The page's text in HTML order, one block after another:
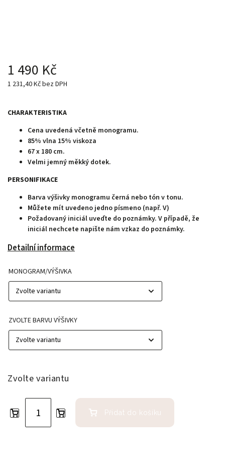
1 490 Kč
1 231,40 Kč bez DPH
CHARAKTERISTIKA
Cena uvedená včetně monogramu.
85% vlna 15% viskoza
67 x 180 cm.
Velmi jemný měkký dotek.
PERSONIFIKACE
Barva výšivky monogramu černá nebo tón v tonu.
Můžete mít uvedeno jedno písmeno (např. V)
Požadovaný iniciál uveďte do poznámky. V případě, že
iniciál nechcete napište nám vzkaz do poznámky.
Detailní informace
MONOGRAM/VÝŠIVKA
ZVOLTE BARVU VÝŠIVKY
Zvolte variantu
Přidat do košíku